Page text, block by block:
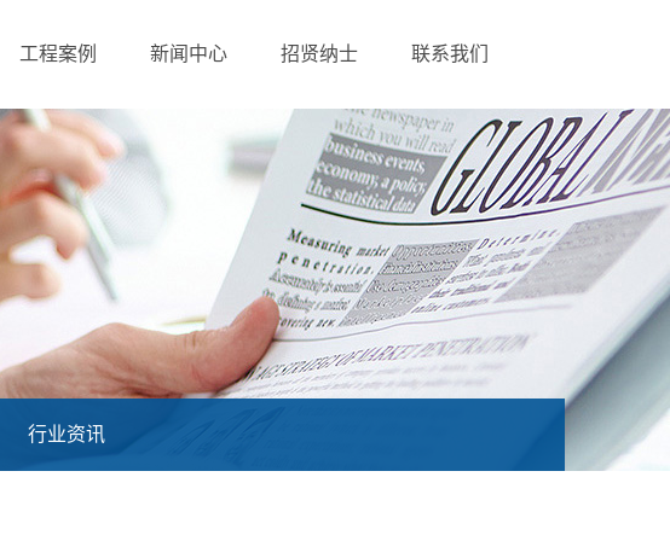
工程案例 新闻中心 招贤纳士 联系我们
行业资讯